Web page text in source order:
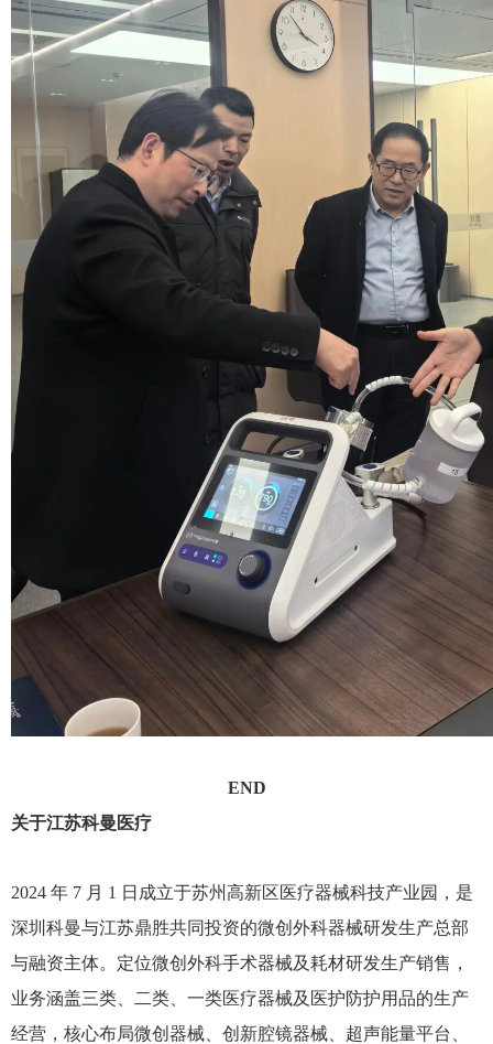
END
关于江苏科曼医疗
2024 年 7 月 1 日成立于苏州高新区医疗器械科技产业园，是
深圳科曼与江苏鼎胜共同投资的微创外科器械研发生产总部
与融资主体。定位微创外科手术器械及耗材研发生产销售，
业务涵盖三类、二类、一类医疗器械及医护防护用品的生产
经营，核心布局微创器械、创新腔镜器械、超声能量平台、